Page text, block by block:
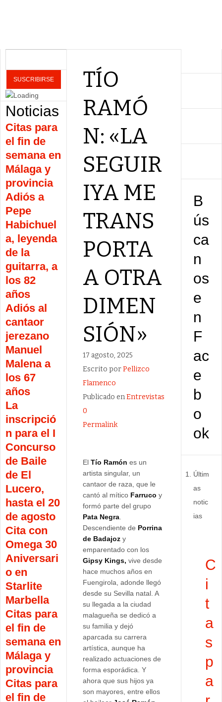
TÍO
RAMÓ
N: «LA
SEGUIR
IYA ME
TRANS
PORTA
A OTRA
DIMEN
SIÓN»
17 agosto, 2025
Escrito porPellizco
Flamenco
Publicado enEntrevistas
0
Permalink
ElTío Ramón es un
artista singular, un
cantaor de raza, que le
cantó al mítico Farruco y
formó parte del grupo
Pata Negra
Descendiente de Porrina
de Badajoz y
emparentado con los
Gipsy Kings,vive desde
hace muchos años en
Fuengirola, adonde llegó
desde su Sevilla natal. A
su llegada a la ciudad
malagueña se dedicó a
su familia y dejó
aparcada su carrera
artística, aunque ha
realizado actuaciones de
forma esporádica. Y
ahora que sus hijos ya
son mayores, entre ellos
B
ús
ca
n
os
e
n
F
ac
e
b
o
ok
Últim
as
notic
ias
C
i
t
a
s
p
a
Noticias
Citas para
el fin de
semana en
Málaga y
provincia
Adiós a
Pepe
Habichuel
a, leyenda
de la
guitarra, a
los 82
años
Adiós al
cantaor
jerezano
Manuel
Malena a
los 67
años
La
inscripció
n para el I
Concurso
de Baile
de El
Lucero,
hasta el 20
de agosto
Cita con
Omega 30
Aniversari
o en
Starlite
Marbella
Citas para
el fin de
semana en
Málaga y
provincia
Citas para
el fin de